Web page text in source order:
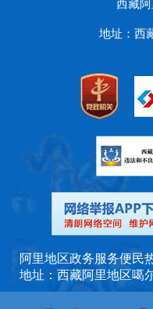
西藏
地址：西
阿里地区政务服务便民
地址：西藏阿里地区噶